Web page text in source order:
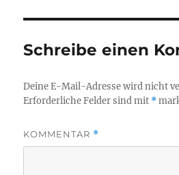
Schreibe einen
Deine E-Mail-Adresse wird nicht
Erforderliche Felder sind mit *
KOMMENTAR *